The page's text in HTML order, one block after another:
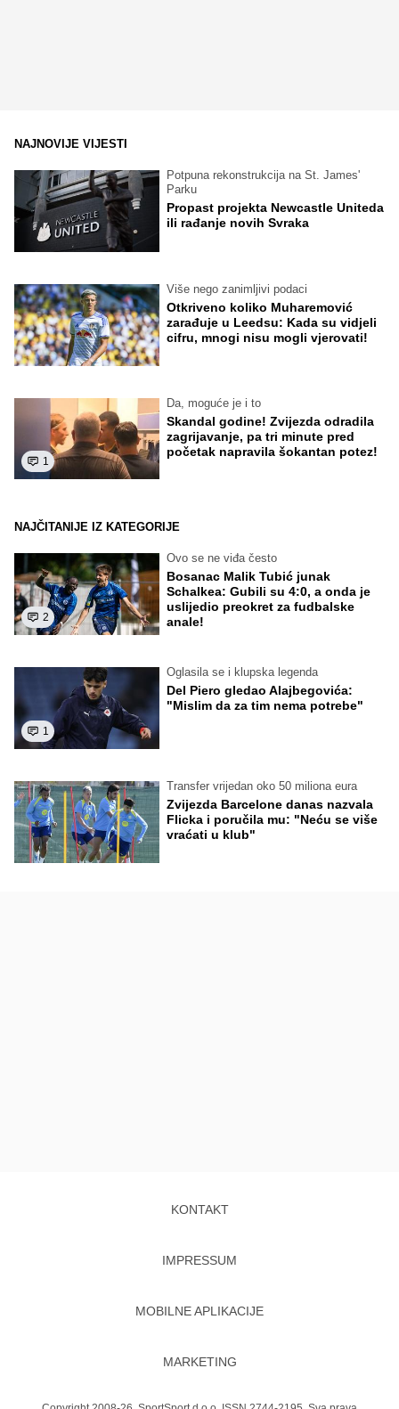
NAJNOVIJE VIJESTI
Potpuna rekonstrukcija na St. James'
Parku
Propast projekta Newcastle Uniteda
ili rađanje novih Svraka
Više nego zanimljivi podaci
Otkriveno koliko Muharemović
zarađuje u Leedsu: Kada su vidjeli
cifru, mnogi nisu mogli vjerovati!
1
Da, moguće je i to
Skandal godine! Zvijezda odradila
zagrijavanje, pa tri minute pred
početak napravila šokantan potez!
NAJČITANIJE IZ KATEGORIJE
2
Ovo se ne viđa često
Bosanac Malik Tubić junak
Schalkea: Gubili su 4:0, a onda je
uslijedio preokret za fudbalske
anale!
1
Oglasila se i klupska legenda
Del Piero gledao Alajbegovića:
"Mislim da za tim nema potrebe"
Transfer vrijedan oko 50 miliona eura
Zvijezda Barcelone danas nazvala
Flicka i poručila mu: "Neću se više
vraćati u klub"
KONTAKT
IMPRESSUM
MOBILNE APLIKACIJE
MARKETING